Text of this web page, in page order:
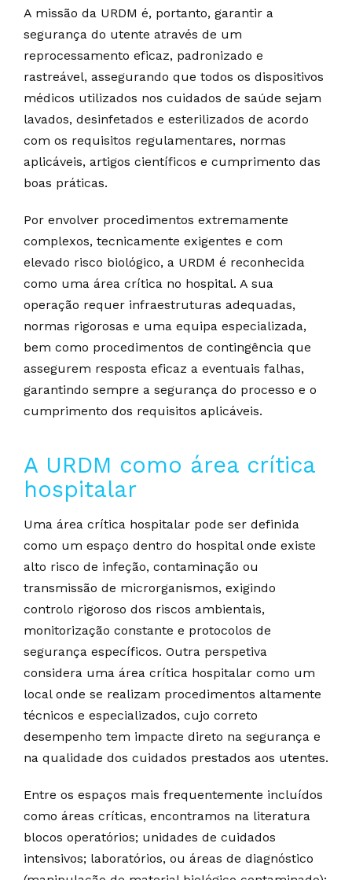
A missão da URDM é, portanto, garantir a
segurança do utente através de um
reprocessamento eficaz, padronizado e
rastreável, assegurando que todos os dispositivos
médicos utilizados nos cuidados de saúde sejam
lavados, desinfetados e esterilizados de acordo
com os requisitos regulamentares, normas
aplicáveis, artigos científicos e cumprimento das
boas práticas.
Por envolver procedimentos extremamente
complexos, tecnicamente exigentes e com
elevado risco biológico, a URDM é reconhecida
como uma área crítica no hospital. A sua
operação requer infraestruturas adequadas,
normas rigorosas e uma equipa especializada,
bem como procedimentos de contingência que
assegurem resposta eficaz a eventuais falhas,
garantindo sempre a segurança do processo e o
cumprimento dos requisitos aplicáveis.
A URDM como área crítica
hospitalar
Uma área crítica hospitalar pode ser definida
como um espaço dentro do hospital onde existe
alto risco de infeção, contaminação ou
transmissão de microrganismos, exigindo
controlo rigoroso dos riscos ambientais,
monitorização constante e protocolos de
segurança específicos. Outra perspetiva
considera uma área crítica hospitalar como um
local onde se realizam procedimentos altamente
técnicos e especializados, cujo correto
desempenho tem impacte direto na segurança e
na qualidade dos cuidados prestados aos utentes.
Entre os espaços mais frequentemente incluídos
como áreas críticas, encontramos na literatura
blocos operatórios; unidades de cuidados
intensivos; laboratórios, ou áreas de diagnóstico